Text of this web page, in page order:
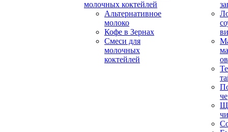
молочных коктейлей
Альтернативное
молоко
Кофе в Зернах
Смеси для
молочных
коктейлей